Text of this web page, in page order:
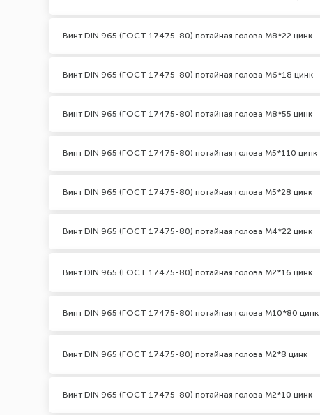
Винт DIN 965 (ГОСТ 17475-80) потайная голова М8*22 цинк
Винт DIN 965 (ГОСТ 17475-80) потайная голова М6*18 цинк
Винт DIN 965 (ГОСТ 17475-80) потайная голова М8*55 цинк
Винт DIN 965 (ГОСТ 17475-80) потайная голова М5*110 цинк
Винт DIN 965 (ГОСТ 17475-80) потайная голова М5*28 цинк
Винт DIN 965 (ГОСТ 17475-80) потайная голова М4*22 цинк
Винт DIN 965 (ГОСТ 17475-80) потайная голова М2*16 цинк
Винт DIN 965 (ГОСТ 17475-80) потайная голова М10*80 цинк
Винт DIN 965 (ГОСТ 17475-80) потайная голова М2*8 цинк
Винт DIN 965 (ГОСТ 17475-80) потайная голова М2*10 цинк